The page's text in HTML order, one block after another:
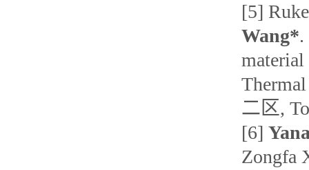
[5]
Wang*
material
二区,
[6]
Zongfa